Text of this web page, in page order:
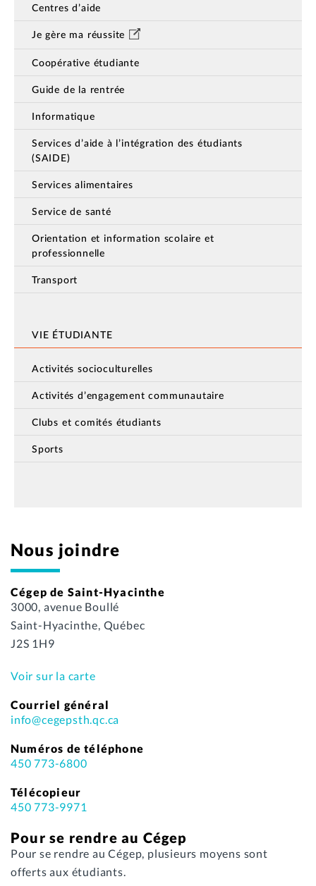
Centres d’aide
Je gère ma réussite
Coopérative étudiante
Guide de la rentrée
Informatique
Services d’aide à l’intégration des étudiants
(SAIDE)
Services alimentaires
Service de santé
Orientation et information scolaire et
professionnelle
Transport
VIE ÉTUDIANTE
Activités socioculturelles
Activités d’engagement communautaire
Clubs et comités étudiants
Sports
Nous joindre
Cégep de Saint-Hyacinthe
3000, avenue Boullé
Saint-Hyacinthe, Québec
J2S 1H9
Voir sur la carte
Courriel général
info@cegepsth.qc.ca
Numéros de téléphone
450 773-6800
Télécopieur
450 773-9971
Pour se rendre au Cégep
Pour se rendre au Cégep, plusieurs moyens sont
offerts aux étudiants.